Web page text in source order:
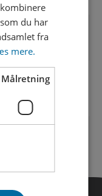
du har
fra
mere.
Målretning